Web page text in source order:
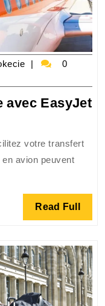
parking-
0
avec EasyJet
votre transfert
avion peuvent
Read Full Read
Full